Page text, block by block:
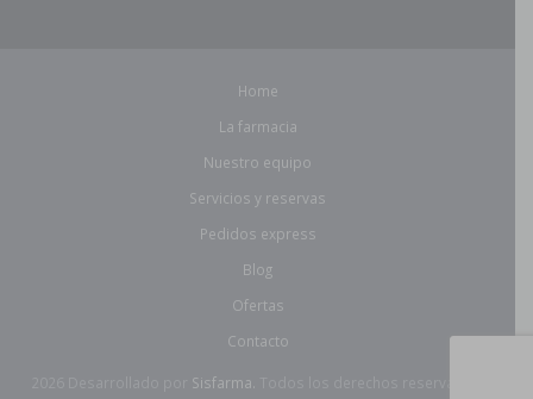
Home
La farmacia
Nuestro equipo
Servicios y reservas
Pedidos express
Blog
Ofertas
Contacto
Sisfarma.